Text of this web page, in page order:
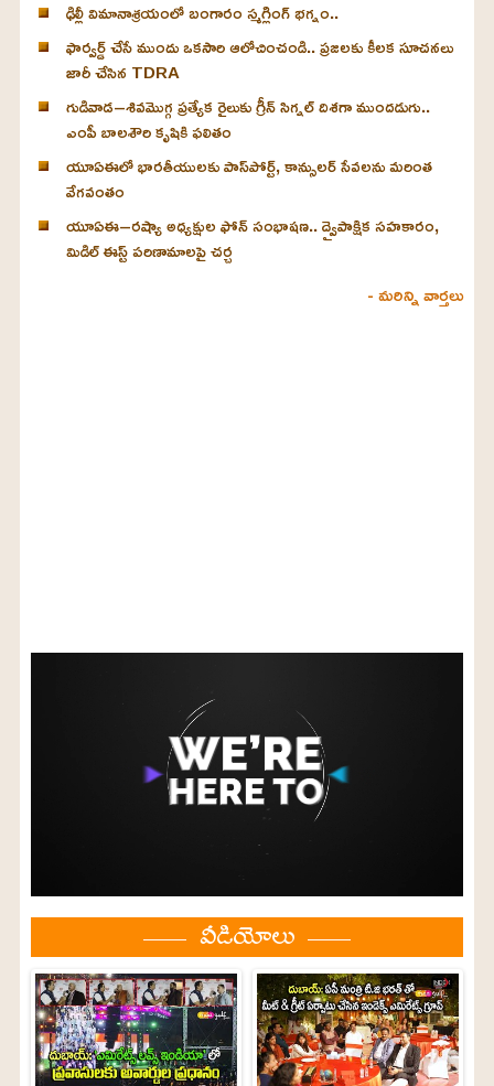
ఢిల్లీ విమానాశ్రయంలో బంగారం స్మగ్లింగ్ భగ్నం..
ఫార్వర్డ్ చేసే ముందు ఒకసారి ఆలోచించండి.. ప్రజలకు కీలక సూచనలు
జారీ చేసిన TDRA
గుడివాడ–శివమొగ్గ ప్రత్యేక రైలుకు గ్రీన్ సిగ్నల్ దిశగా ముందడుగు..
ఎంపీ బాలశౌరి కృషికి ఫలితం
యూఏఈలో భారతీయులకు పాస్‌పోర్ట్, కాన్సులర్ సేవలను మరింత
వేగవంతం
యూఏఈ–రష్యా అధ్యక్షుల ఫోన్ సంభాషణ.. ద్వైపాక్షిక సహకారం,
మిడిల్ ఈస్ట్ పరిణామాలపై చర్చ
- మరిన్ని వార్తలు
వీడియోలు